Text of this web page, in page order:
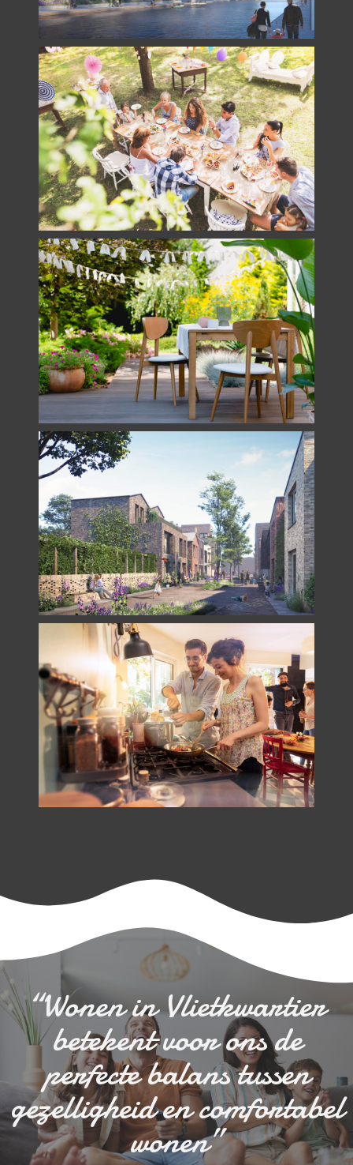
“Wonen in Vlietkwartier
betekent voor ons de
perfecte balans tussen
gezelligheid en comfortabel
wonen”